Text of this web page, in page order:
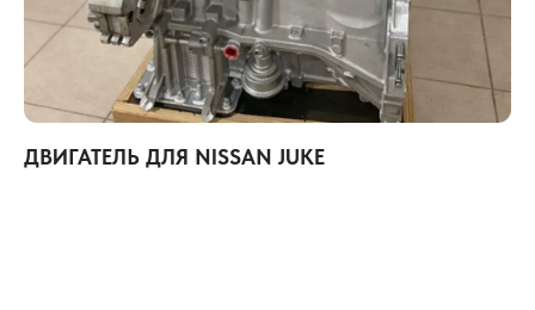
ДВИГАТЕЛЬ ДЛЯ NISSAN JUKE